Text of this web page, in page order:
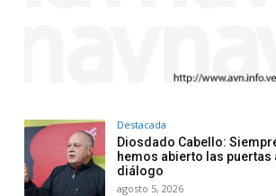
Destacada
Diosdado Cabello:
hemos abierto las puertas
diálogo
agosto 5, 2026